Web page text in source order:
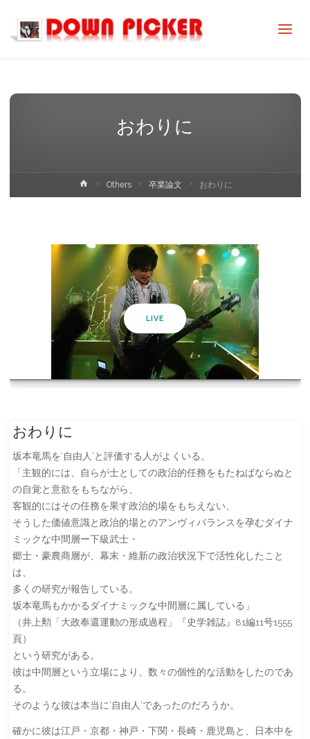
おわりに
ホ
ー
Others 卒業論文 おわりに
LIVE
おわりに
坂本竜馬を’自由人’と評価する人がよくいる。
「主観的には、自らが士としての政治的任務をもたねばならぬと
の自覚と意欲をもちながら、
客観的にはその任務を果す政治的場をもちえない、
そうした価値意識と政治的場とのアンヴィバランスを孕むダイナ
ミックな中間層ー下級武士・
郷士・豪農商層が、幕末・維新の政治状況下で活性化したこと
は、
多くの研究が報告している。
坂本竜馬もかかるダイナミックな中間層に属している」
（井上勲「大政奉還運動の形成過程」『史学雑誌』81編11号1555
頁）
という研究がある。
彼は中間層という立場により、数々の個性的な活動をしたのであ
る。
そのような彼は本当に’自由人’であったのだろうか。
確かに彼は江戸・京都・神戸・下関・長崎・鹿児島と、日本中を